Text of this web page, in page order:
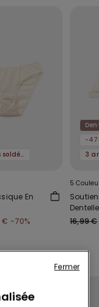
3 articles soldés, -70 %
En
€ -70%
-
5
Lisbon
16,99 €
-70 %
Fermer